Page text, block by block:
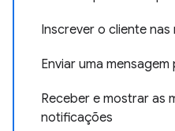
Inscrever o cliente
Enviar uma mensagem
Receber e mostrar as
notificações